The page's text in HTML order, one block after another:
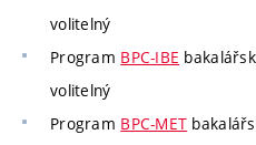
volitelný
Program BPC-IBE
volitelný
Program BPC-MET